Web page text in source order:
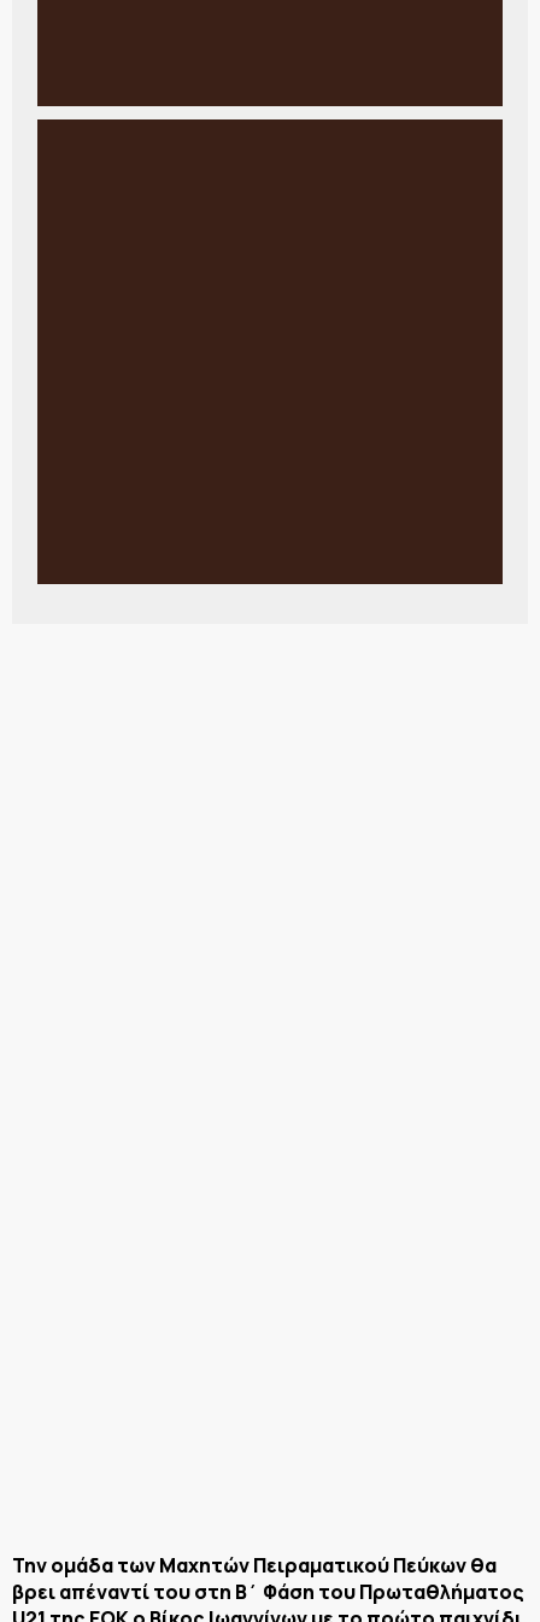
Την ομάδα των Μαχητών Πειραματικού Πεύκων θα
βρει απέναντί του στη Β΄ Φάση του Πρωταθλήματος